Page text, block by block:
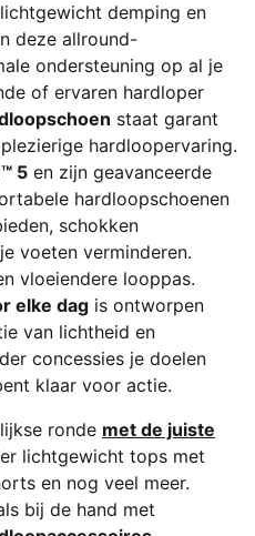
demping en
deze allround-
ondersteuning op al je
of ervaren hardloper
staat garant
hardloopervaring.
5 en zijn geavanceerde
hardloopschoenen
schokken
voeten verminderen.
vloeiendere looppas.
elke dag is ontworpen
van lichtheid en
concessies je doelen
klaar voor actie.
ronde met de juiste
lichtgewicht tops met
en nog veel meer.
bij de hand met